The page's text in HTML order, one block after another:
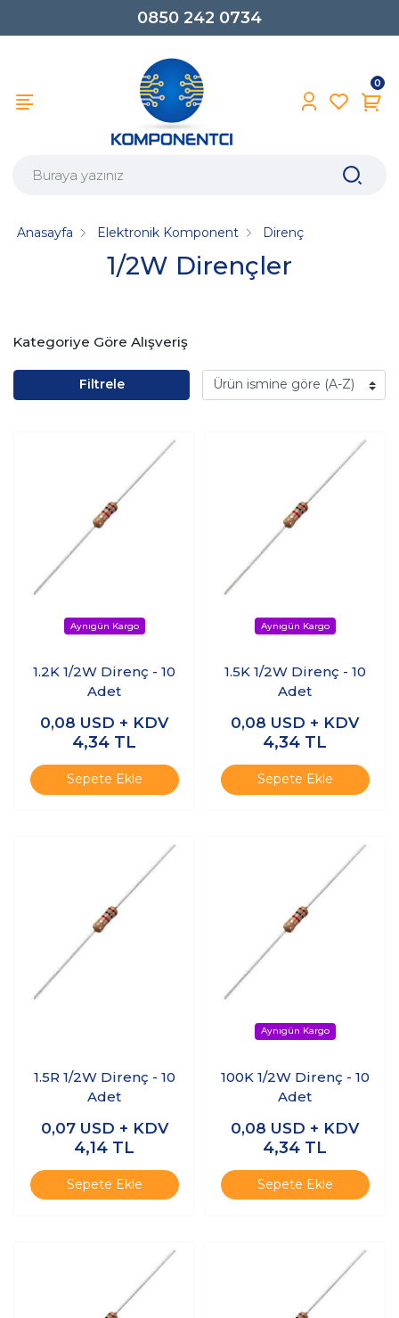
0850 242 0734
0
1/2W Dirençler
Anasayfa Elektronik Komponent Direnç
Kategoriye Göre Alışveriş
Filtrele
1.2K 1/2W Direnç - 10
Adet
0,08 USD + KDV
4,34 TL
Sepete Ekle
1.5K 1/2W Direnç - 10
Adet
0,08 USD + KDV
4,34 TL
Sepete Ekle
1.5R 1/2W Direnç - 10
Adet
0,07 USD + KDV
4,14 TL
Sepete Ekle
100K 1/2W Direnç - 10
Adet
0,08 USD + KDV
4,34 TL
Sepete Ekle